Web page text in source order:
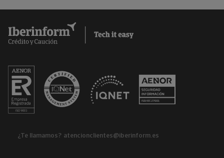
¿Te llamamos? atencionclientes@iberinform.es